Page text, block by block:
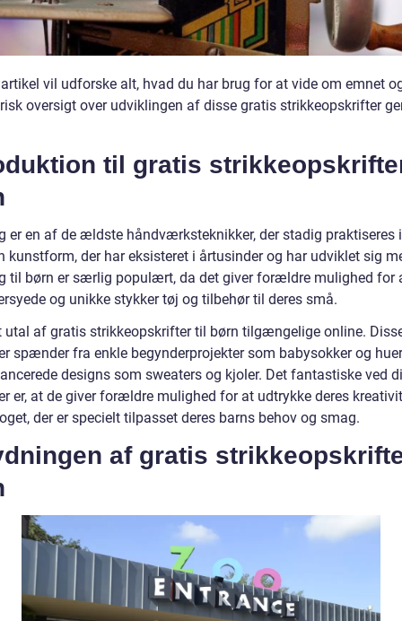
vil udforske alt, hvad du har brug for at vide om emnet
oversigt over udviklingen af disse gratis strikkeopskrifter
til gratis
er en af de ældste håndværksteknikker, der stadig praktiseres
kunstform, der har eksisteret i årtusinder og har udviklet sig
til børn er særlig populært, da det giver forældre mulighed for
og unikke stykker tøj og tilbehør til deres små.
utal af gratis strikkeopskrifter til børn tilgængelige online.
spænder fra enkle begynderprojekter som babysokker og
designs som sweaters og kjoler. Det fantastiske ved
er, at de giver forældre mulighed for at udtrykke deres
der er specielt tilpasset deres barns behov og smag.
af gratis